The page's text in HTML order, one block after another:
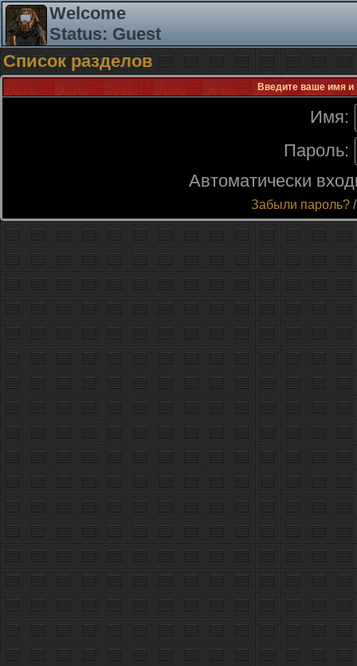
Welcome
Status: Guest
Список разделов
Введите ваше имя и
Имя:
Пароль:
Автоматически
Забыли пароль?